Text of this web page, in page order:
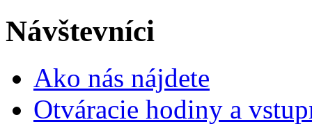
Návštevníci
Ako nás nájdete
Otváracie hodiny a